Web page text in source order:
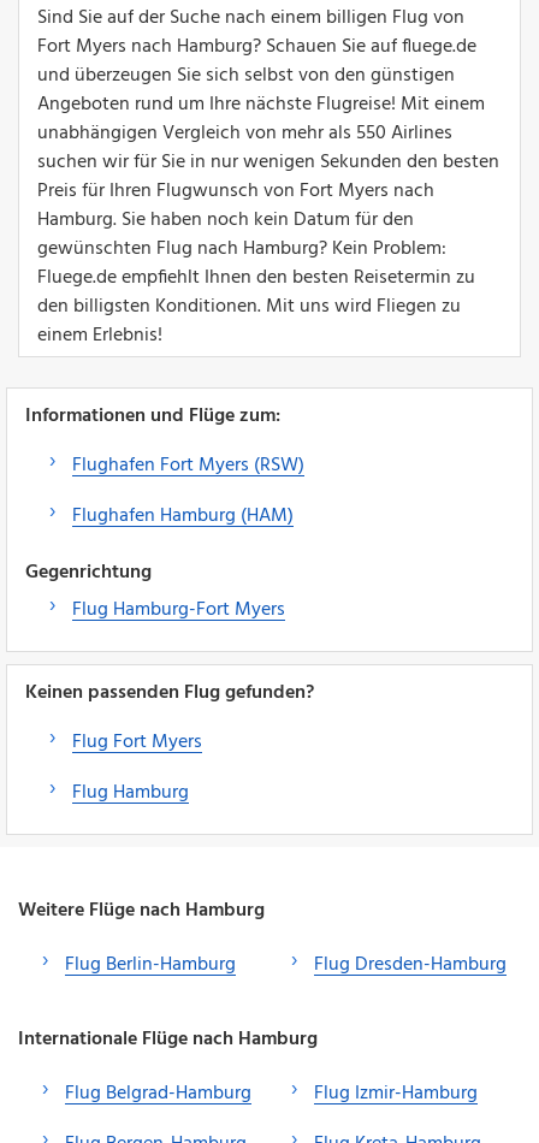
Sind Sie auf der Suche nach einem billigen Flug von
Fort Myers nach Hamburg? Schauen Sie auf fluege.de
und überzeugen Sie sich selbst von den günstigen
Angeboten rund um Ihre nächste Flugreise! Mit einem
unabhängigen Vergleich von mehr als 550 Airlines
suchen wir für Sie in nur wenigen Sekunden den besten
Preis für Ihren Flugwunsch von Fort Myers nach
Hamburg. Sie haben noch kein Datum für den
gewünschten Flug nach Hamburg? Kein Problem:
Fluege.de empfiehlt Ihnen den besten Reisetermin zu
den billigsten Konditionen. Mit uns wird Fliegen zu
einem Erlebnis!
Informationen und Flüge zum:
Flughafen Fort Myers (RSW)
Flughafen Hamburg (HAM)
Gegenrichtung
Flug Hamburg-Fort Myers
Keinen passenden Flug gefunden?
Flug Fort Myers
Flug Hamburg
Weitere Flüge nach Hamburg
Flug Berlin-Hamburg
Flug Dresden-Hamburg
Internationale Flüge nach Hamburg
Flug Belgrad-Hamburg
Flug Izmir-Hamburg